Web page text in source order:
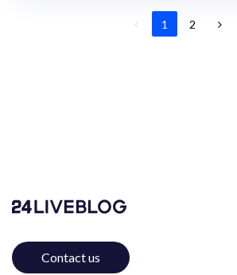
1 2
Contact us